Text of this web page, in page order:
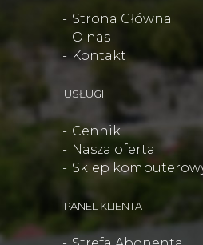
Strona Główna
O nas
Kontakt
USŁUGI
Cennik
Nasza oferta
Sklep
PANEL KLIENTA